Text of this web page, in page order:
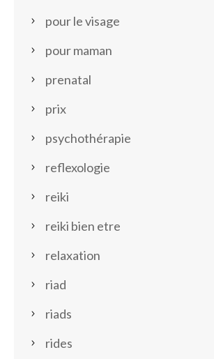
pour le visage
pour maman
prenatal
prix
psychothérapie
reflexologie
reiki
reiki bien etre
relaxation
riad
riads
rides